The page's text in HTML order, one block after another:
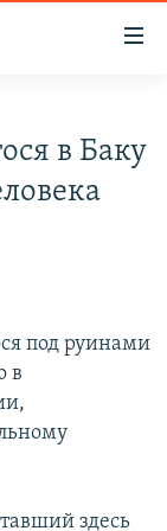
в Баку
под руинами
в
здесь